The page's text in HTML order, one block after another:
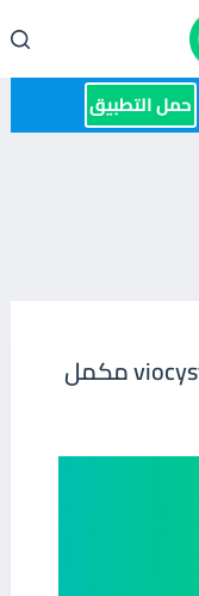
حمل التطبيق
اقراص فيوسيست للتكيسات viocyst مكمل